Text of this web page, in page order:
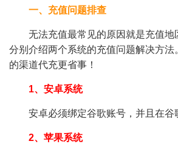
一、充值问题排查
无法充值最常见的原因就是充值地
分别介绍两个系统的充值问题解决方法
的渠道代充更省事！
1、安卓系统
安卓必须绑定谷歌账号，并且在谷
2、苹果系统